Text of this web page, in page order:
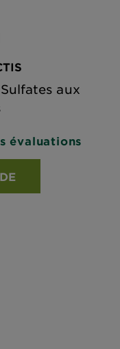
aux
on reviews
évaluations